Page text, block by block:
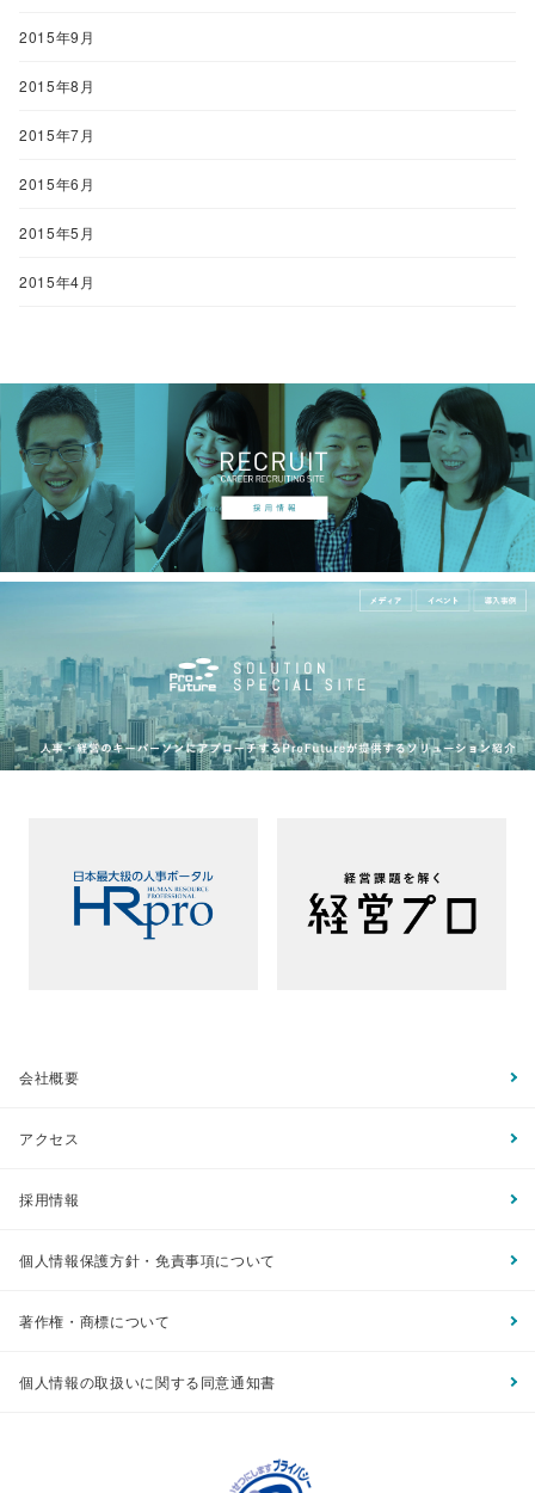
2015年9月
2015年8月
2015年7月
2015年6月
2015年5月
2015年4月
<
会社概要
アクセス
採用情報
個人情報保護方針・免責事項について
著作権・商標について
個人情報の取扱いに関する同意通知書